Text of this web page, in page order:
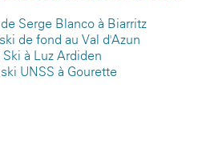
Serge Blanco à Biarritz
de fond au Val d'Azun
à Luz Ardiden
UNSS à Gourette